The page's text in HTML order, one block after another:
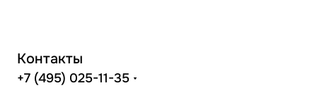
Контакты
+7 (495) 025-11-35